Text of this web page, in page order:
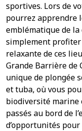
sportives. Lors de
pourrez apprendre
emblématique de
simplement profiter
relaxante de ces
Grande Barrière de
unique de plongée
et tuba, où vous
biodiversité marine
passés au bord de
d’opportunités pour